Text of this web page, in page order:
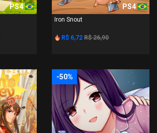
PS4 PS4
Iron Snout
R$ 6,72 R$ 26,90
-50%